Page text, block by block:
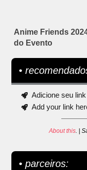
Anime Friends
do Evento
•
Adicione seu link
Add your link
About this. |
• parceiros: